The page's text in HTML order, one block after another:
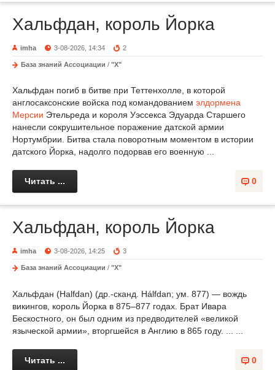
Хальфдан, король Йорка
imha 3-08-2026, 14:34 2
База знаний Ассоциации / "Х"
Хальфдан погиб в битве при Теттенхолле, в которой
англосаксонские войска под командованием элдормена
Мерсии Этельреда и короля Уэссекса Эдуарда Старшего
нанесли сокрушительное поражение датской армии
Нортумбрии. Битва стала поворотным моментом в истории
датского Йорка, надолго подорвав его военную ...
0
Читать ...
Хальфдан, король Йорка
imha 3-08-2026, 14:25 3
База знаний Ассоциации / "Х"
Хальфдан (Halfdan) (др.-сканд. Hálfdan; ум. 877) — вождь
викингов, король Йорка в 875–877 годах. Брат Ивара
Бескостного, он был одним из предводителей «великой
языческой армии», вторгшейся в Англию в 865 году. ... ...
0
Читать ...